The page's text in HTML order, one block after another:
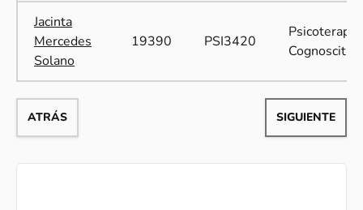
Jacinta
Mercedes
Solano
19390 PSI3420
Psicoterapia
Cognoscitiva
ATRÁS SIGUIENTE